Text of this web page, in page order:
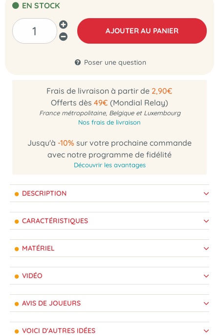
EN STOCK
AJOUTER AU PANIER
Poser une question
Frais de livraison à partir de 2,90€
Offerts dès 49€ (Mondial Relay)
France métropolitaine, Belgique et Luxembourg
Nos frais de livraison
Jusqu'à -10% sur votre prochaine commande
avec notre programme de fidélité
Découvrir les avantages
DESCRIPTION
CARACTÉRISTIQUES
MATÉRIEL
VIDÉO
AVIS DE JOUEURS
VOICI D'AUTRES IDÉES